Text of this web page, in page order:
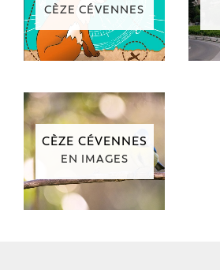
CÈZE CÉVENNES
CÈZE CÉVENNES
EN IMAGES